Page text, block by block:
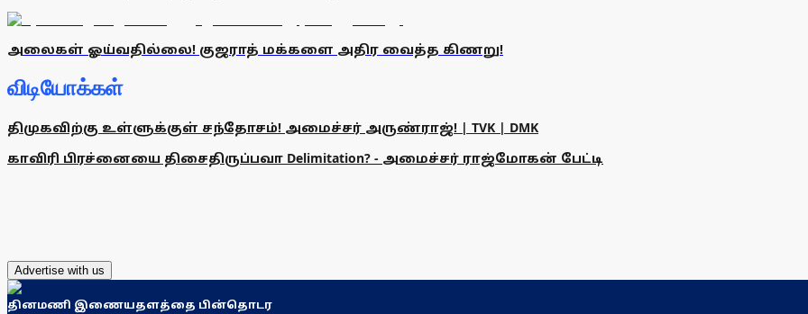
அலைகள் ஓய்வதில்லை! குஜராத் மக்களை அதிர வைத்த கிணறு!
விடியோக்கள்
திமுகவிற்கு உள்ளுக்குள் சந்தோசம்! அமைச்சர் அருண்ராஜ்! | TVK | DMK
காவிரி பிரச்னையை திசைதிருப்பவா Delimitation? - அமைச்சர் ராஜ்மோகன் பேட்டி
Advertise with us
தினமணி இணையதளத்தை பின்தொடர